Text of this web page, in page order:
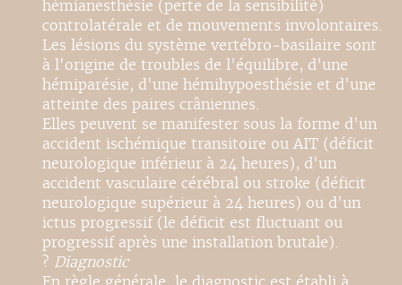
hémianesthésie (perte de la sensibilité)
controlatérale et de mouvements involontaires.
Les lésions du système vertébro-basilaire sont
à l'origine de troubles de l'équilibre, d'une
hémiparésie, d'une hémihypoesthésie et d'une
atteinte des paires crâniennes.
Elles peuvent se manifester sous la forme d'un
accident ischémique transitoire ou AIT (déficit
neurologique inférieur à 24 heures), d'un
accident vasculaire cérébral ou stroke (déficit
neurologique supérieur à 24 heures) ou d'un
ictus progressif (le déficit est fluctuant ou
progressif après une installation brutale).
? Diagnostic